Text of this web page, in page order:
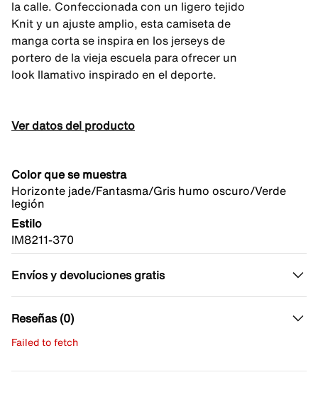
la calle. Confeccionada con un ligero tejido
Knit y un ajuste amplio, esta camiseta de
manga corta se inspira en los jerseys de
portero de la vieja escuela para ofrecer un
look llamativo inspirado en el deporte.
Ver datos del producto
Color que se muestra
Horizonte jade/Fantasma/Gris humo oscuro/Verde
legión
Estilo
IM8211-370
Envíos y devoluciones gratis
Reseñas (0)
Failed to fetch